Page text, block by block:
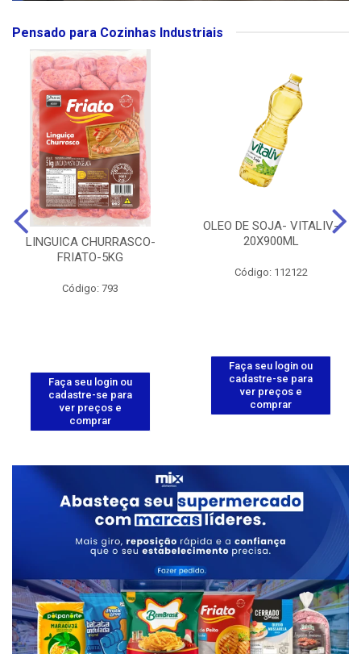
Pensado para Cozinhas Industriais
LINGUICA CHURRASCO-
FRIATO-5KG
Código: 793
Faça seu login ou
cadastre-se para
ver preços e
comprar
OLEO DE SOJA- VITALIV-
20X900ML
Código: 112122
Faça seu login ou
cadastre-se para
ver preços e
comprar